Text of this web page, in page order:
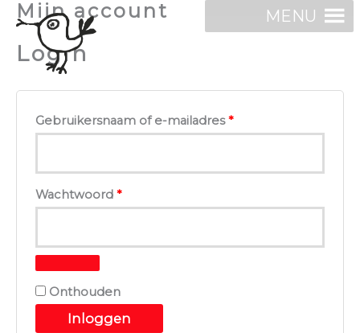
naar
inhoud
MENU
Mijn account
Login
Gebruikersnaam of e-mailadres*Vereist
Wachtwoord *Vereist
Onthouden
Inloggen